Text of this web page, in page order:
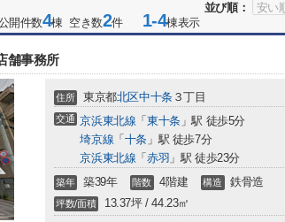
並び順：
開件数4棟 空き数2件 1-4棟表示
舗事務所
住所 東京都北区中十条３丁目
交通 京浜東北線 「 東十条」駅 徒歩5分
埼京線 「 十条 」駅 徒歩7分
京浜東北線 「 赤羽 」駅 徒歩23分
築年 築39年 階数 4階建 構造 鉄骨造
坪数/面積 13.37坪 / 44.23㎡